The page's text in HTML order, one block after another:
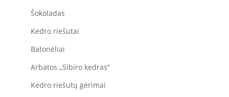
Šokoladas
Kedro riešutai
Batonėliai
Arbatos „Sibiro kedras“
Kedro riešutų gėrimai